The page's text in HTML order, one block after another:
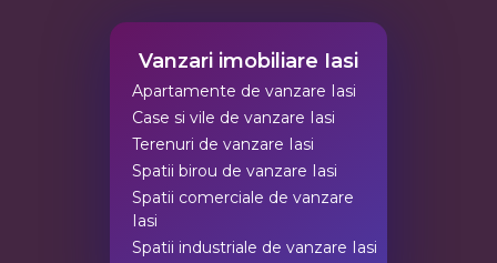
Vanzari imobiliare Iasi
Apartamente de vanzare Iasi
Case si vile de vanzare Iasi
Terenuri de vanzare Iasi
Spatii birou de vanzare Iasi
Spatii comerciale de vanzare
Iasi
Spatii industriale de vanzare Iasi